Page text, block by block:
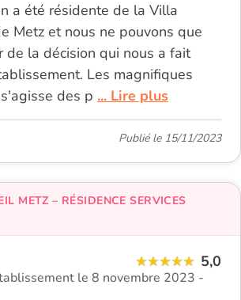
a été résidente de la Villa
Metz et nous ne pouvons que
de la décision qui nous a fait
Les magnifiques
des p ... Lire plus
Publié le 15/11/2023
5,0
le 8 novembre 2023 -
METZ – RÉSIDENCE SERVICES